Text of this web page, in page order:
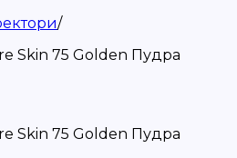
/
Skin 75 Golden Пудра
Skin 75 Golden Пудра